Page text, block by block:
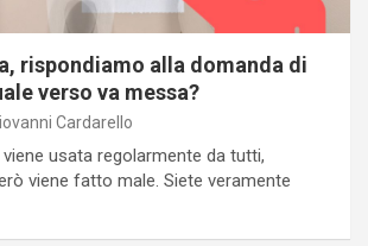
rispondiamo alla domanda di
verso va messa?
Cardarello
usata regolarmente da tutti,
viene fatto male. Siete veramente